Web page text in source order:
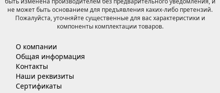
не может быть основанием для предъявления каких-либо претензий.
Пожалуйста, уточняйте существенные для вас характеристики и
компоненты комплектации товаров.
О компании
Общая информация
Контакты
Наши реквизиты
Сертификаты